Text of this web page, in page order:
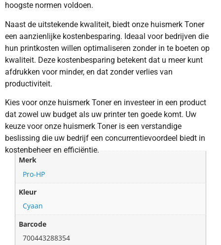
hoogste normen voldoen.
Naast de uitstekende kwaliteit, biedt onze huismerk Toner
een aanzienlijke kostenbesparing. Ideaal voor bedrijven die
hun printkosten willen optimaliseren zonder in te boeten op
kwaliteit. Deze kostenbesparing betekent dat u meer kunt
afdrukken voor minder, en dat zonder verlies van
productiviteit.
Kies voor onze huismerk Toner en investeer in een product
dat zowel uw budget als uw printer ten goede komt. Uw
keuze voor onze huismerk Toner is een verstandige
beslissing die uw bedrijf een concurrentievoordeel biedt in
kostenbeheer en efficiëntie.
Merk
Pro-HP
Kleur
Cyaan
Barcode
700443288354